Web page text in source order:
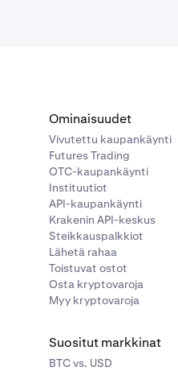
Ominaisuudet
Vivutettu kaupankäynti
Futures Trading
OTC-kaupankäynti
Instituutiot
API-kaupankäynti
Krakenin API-keskus
Steikkauspalkkiot
Lähetä rahaa
Toistuvat ostot
Osta kryptovaroja
Myy kryptovaroja
Suositut markkinat
BTC vs. USD